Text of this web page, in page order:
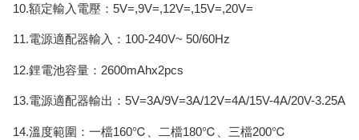
10.額定輸入電壓：5V=,9V=,12V=,15V=,20V=
11.電源適配器輸入：100-240V~ 50/60Hz
12.鋰電池容量：2600mAhx2pcs
13.電源適配器輸出：5V=3A/9V=3A/12V=4A/15V-4A/20V-3.25A
14.溫度範圍：一檔160℃、二檔180℃、三檔200℃